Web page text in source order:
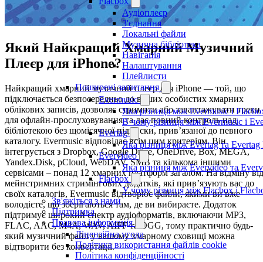
Аудіоплеєр
З'єднання
Локальні файли
Музична бібліотека
Навігація
Налаштування
Плейлисти
Поширені запитання
Evermusic
Яка різниця між Evermusic і
В чому різниця між Evermusic і
Evertag
Яка різниця між Evertag та Evertag
Evervideo
Яка різниця між Evervideo та
Flacbox
У чому різниця між Flacbox і
Зв'яжіться з нами
Підтримка
Правова інформація
Ліцензійна угода
Політика використання файлів cookie
Політика конфіденційності
Який Найкращий Хмарний Музичний
Плеєр для iPhone?
Найкращий хмарний музичний плеєр для iPhone — той, що
підключається безпосередньо до ваших особистих хмарних
облікових записів, дозволяє стримити або завантажувати треки
для офлайн-прослуховування та дає повний контроль над
бібліотекою без щомісячної підписки, прив’язаної до певного
каталогу. Evermusic відповідає всім цим критеріям. Він
інтегрується з Dropbox, Google Drive, OneDrive, Box, MEGA,
Yandex.Disk, pCloud, WebDAV, SMB та кількома іншими
сервісами – понад 12 хмарних платформ загалом. На відміну від
мейнстримних стримінгових додатків, які прив’язують вас до
своїх каталогів, Evermusic відтворює файли, якими ви вже
володієте, що зберігаються там, де ви вибираєте. Додаток
підтримує широкий спектр аудіоформатів, включаючи MP3,
FLAC, AAC, M4A, WAV, AIFF та OGG, тому практично будь-
який музичний файл у вашому хмарному сховищі можна
відтворити без конвертації.